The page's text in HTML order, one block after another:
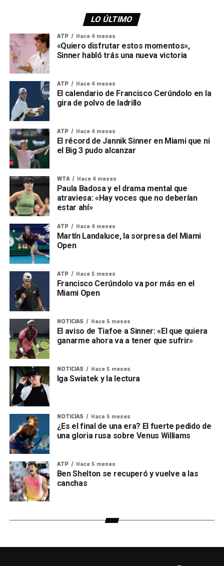
LO ÚLTIMO
ATP Hace 4 meses
«Quiero disfrutar estos momentos»,
Sinner habló trás una nueva victoria
ATP Hace 4 meses
El calendario de Francisco Cerúndolo en la
gira de polvo de ladrillo
ATP Hace 4 meses
El récord de Jannik Sinner en Miami que ni
el Big 3 pudo alcanzar
WTA Hace 4 meses
Paula Badosa y el drama mental que
atraviesa: «Hay voces que no deberían
estar ahí»
ATP Hace 4 meses
Martín Landaluce, la sorpresa del Miami
Open
ATP Hace 5 meses
Francisco Cerúndolo va por más en el
Miami Open
NOTICIAS Hace 5 meses
El aviso de Tiafoe a Sinner: «El que quiera
ganarme ahora va a tener que sufrir»
NOTICIAS Hace 5 meses
Iga Swiatek y la lectura
NOTICIAS Hace 5 meses
¿Es el final de una era? El fuerte pedido de
una gloria rusa sobre Venus Williams
ATP Hace 5 meses
Ben Shelton se recuperó y vuelve a las
canchas